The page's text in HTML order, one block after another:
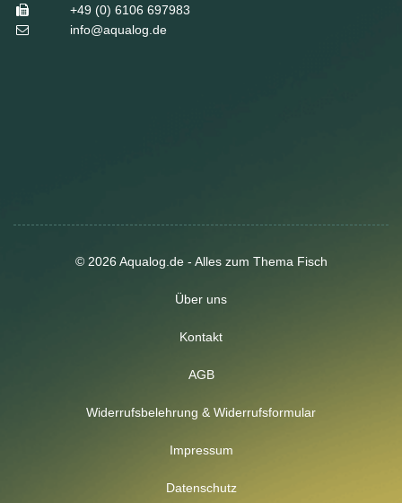
+49 (0) 6106 697983
info@aqualog.de
© 2026 Aqualog.de - Alles zum Thema Fisch
Über uns
Kontakt
AGB
Widerrufsbelehrung & Widerrufsformular
Impressum
Datenschutz